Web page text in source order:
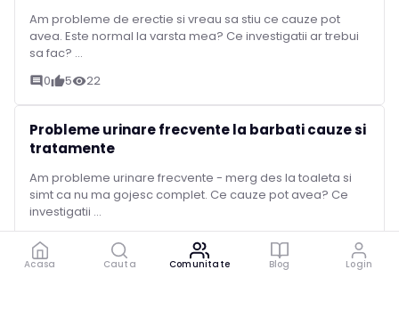
Am probleme de erectie si vreau sa stiu ce cauze pot
avea. Este normal la varsta mea? Ce investigatii ar trebui
sa fac? ...
comment 0thumb_up5visibility22
Probleme urinare frecvente la barbati cauze si
tratamente
Am probleme urinare frecvente - merg des la toaleta si
simt ca nu ma gojesc complet. Ce cauze pot avea? Ce
investigatii ...
comment
Acasa Cauta Comunitate Blog Login